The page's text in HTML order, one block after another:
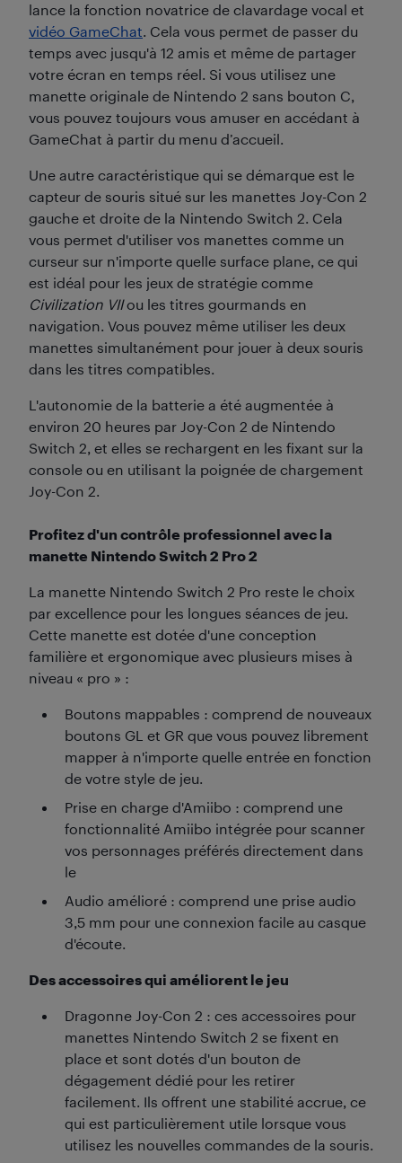
lance la fonction novatrice de clavardage vocal et
vidéo GameChat. Cela vous permet de passer du
temps avec jusqu'à 12 amis et même de partager
votre écran en temps réel. Si vous utilisez une
manette originale de Nintendo 2 sans bouton C,
vous pouvez toujours vous amuser en accédant à
GameChat à partir du menu d’accueil.
Une autre caractéristique qui se démarque est le
capteur de souris situé sur les manettes Joy-Con 2
gauche et droite de la Nintendo Switch 2. Cela
vous permet d'utiliser vos manettes comme un
curseur sur n'importe quelle surface plane, ce qui
est idéal pour les jeux de stratégie comme
Civilization VIIou les titres gourmands en
navigation. Vous pouvez même utiliser les deux
manettes simultanément pour jouer à deux souris
dans les titres compatibles.
L'autonomie de la batterie a été augmentée à
environ 20 heures par Joy-Con 2 de Nintendo
Switch 2, et elles se rechargent en les fixant sur la
console ou en utilisant la poignée de chargement
Joy-Con 2.
Profitez d'un contrôle professionnel avec la
manette Nintendo Switch 2 Pro 2
La manette Nintendo Switch 2 Pro reste le choix
par excellence pour les longues séances de jeu.
Cette manette est dotée d'une conception
familière et ergonomique avec plusieurs mises à
niveau « pro » :
Boutons mappables : comprend de nouveaux
boutons GL et GR que vous pouvez librement
mapper à n'importe quelle entrée en fonction
de votre style de jeu.
Prise en charge d'Amiibo : comprend une
fonctionnalité Amiibo intégrée pour scanner
vos personnages préférés directement dans
le
Audio amélioré : comprend une prise audio
3,5 mm pour une connexion facile au casque
d'écoute.
Des accessoires qui améliorent le jeu
Dragonne Joy-Con 2 : ces accessoires pour
manettes Nintendo Switch 2 se fixent en
place et sont dotés d'un bouton de
dégagement dédié pour les retirer
facilement. Ils offrent une stabilité accrue, ce
qui est particulièrement utile lorsque vous
utilisez les nouvelles commandes de la souris.